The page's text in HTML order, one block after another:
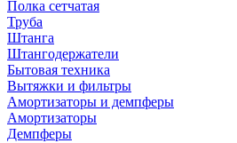
Полка сетчатая
Труба
Штанга
Штангодержатели
Бытовая техника
Вытяжки и фильтры
Амортизаторы и демпферы
Амортизаторы
Демпферы